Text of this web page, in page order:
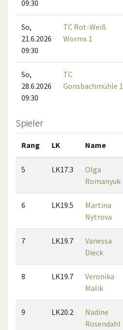
09:30
So,
21.6.2026
09:30
TC Rot-Weiß
Worms 1
So,
28.6.2026
09:30
TC
Gonsbachmühle 1
Spieler
Rang LK Name
5 LK17.3
Olga
Romanyuk
6 LK19.5
Martina
Nytrova
7 LK19.7
Vanessa
Dieck
8 LK19.7
Veronika
Malik
9 LK20.2
Nadine
Rosendahl